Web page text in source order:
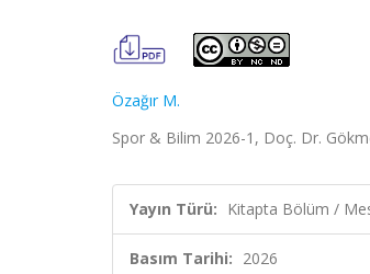
Özağır M.
Spor & Bilim 2026-1, Doç. Dr.
Yayın Türü: Kitapta Bölüm /
Basım Tarihi: 2026